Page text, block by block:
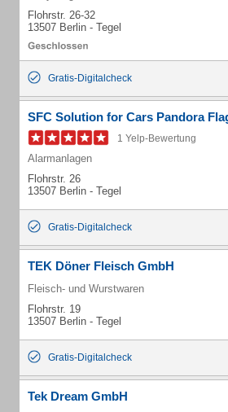
Flohrstr. 26-32
13507 Berlin - Tegel
Gratis-Digitalcheck
SFC Solution for Cars Pandora
1 Yelp-Bewertung
Alarmanlagen
Flohrstr. 26
13507 Berlin - Tegel
Gratis-Digitalcheck
TEK Döner Fleisch GmbH
Fleisch- und Wurstwaren
Flohrstr. 19
13507 Berlin - Tegel
Gratis-Digitalcheck
Tek Dream GmbH